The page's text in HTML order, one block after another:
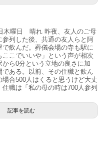
木曜日 晴れ 昨夜、友人のご母
参列した後、共通の友人らと阿
飲んだ。葬儀会場の寺も駅に
こでいいや」という声が相次
から0分という立地の良さに加
である。以前、その住職と飲ん
場合500人はくると思うけど大丈
職は「私の母の時は700人参列
記事を読む